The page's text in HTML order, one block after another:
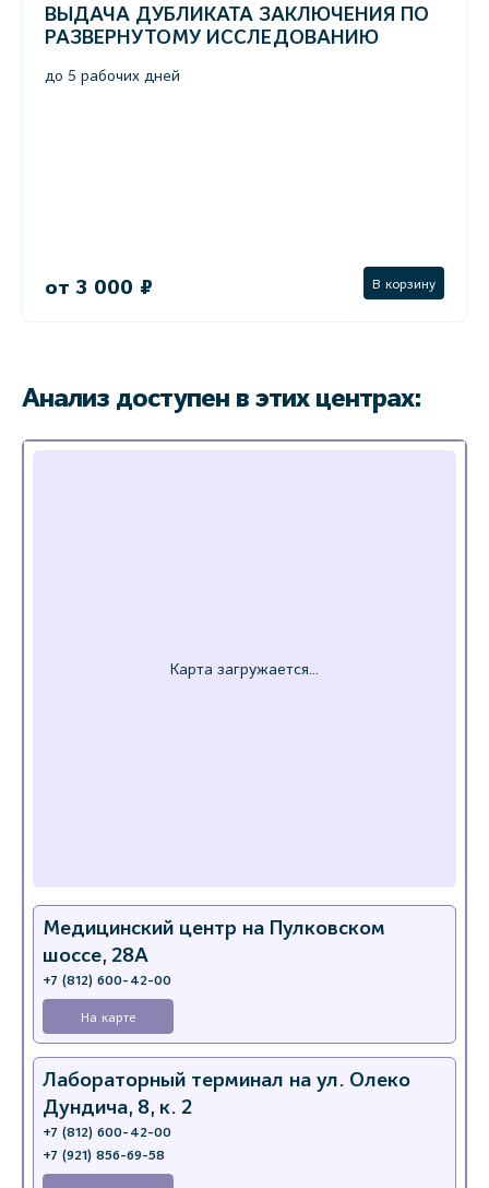
ВЫДАЧА ДУБЛИКАТА ЗАКЛЮЧЕНИЯ ПО
РАЗВЕРНУТОМУ ИССЛЕДОВАНИЮ
до 5 рабочих дней
от 3 000 ₽ В корзину
Анализ доступен в этих центрах:
Медицинский центр на Пулковском
шоссе, 28А
+7 (812) 600-42-00
На карте
Лабораторный терминал на ул. Олеко
Дундича, 8, к. 2
+7 (812) 600-42-00
+7 (921) 856-69-58